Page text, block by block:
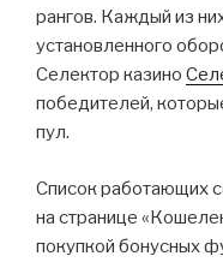
рангов. Каждый из
установленного
Селектор казино
победителей,
пул.
Список работающих
на странице
покупкой бонусных